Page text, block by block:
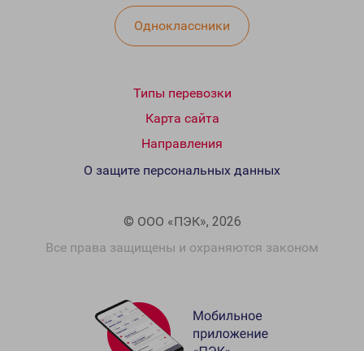
Одноклассники
Типы перевозки
Карта сайта
Направления
© ООО «ПЭК», 2026
Все права защищены и охраняются законом
О защите персональных данных